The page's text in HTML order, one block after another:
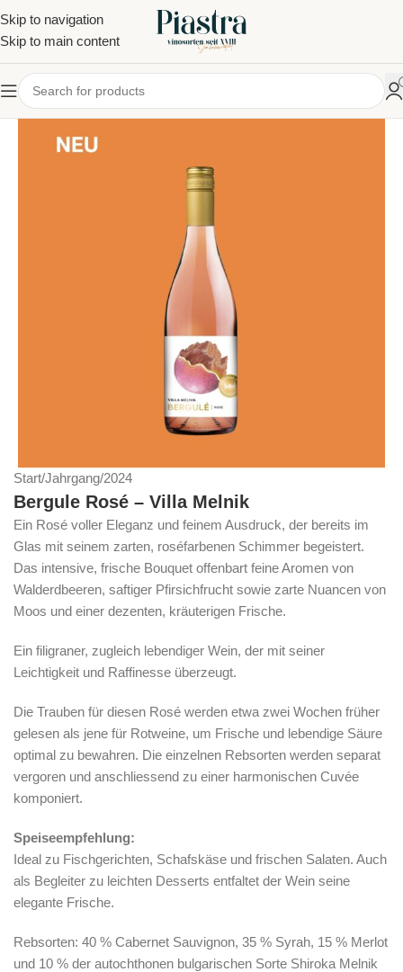
Skip to navigation
Skip to main content
Start/Jahrgang/2024
Bergule Rosé – Villa Melnik
Ein Rosé voller Eleganz und feinem Ausdruck, der bereits im
Glas mit seinem zarten, roséfarbenen Schimmer begeistert.
Das intensive, frische Bouquet offenbart feine Aromen von
Walderdbeeren, saftiger Pfirsichfrucht sowie zarte Nuancen von
Moos und einer dezenten, kräuterigen Frische.
Ein filigraner, zugleich lebendiger Wein, der mit seiner
Leichtigkeit und Raffinesse überzeugt.
Die Trauben für diesen Rosé werden etwa zwei Wochen früher
gelesen als jene für Rotweine, um Frische und lebendige Säure
optimal zu bewahren. Die einzelnen Rebsorten werden separat
vergoren und anschliessend zu einer harmonischen Cuvée
komponiert.
Speiseempfehlung:
Ideal zu Fischgerichten, Schafskäse und frischen Salaten. Auch
als Begleiter zu leichten Desserts entfaltet der Wein seine
elegante Frische.
Rebsorten: 40 % Cabernet Sauvignon, 35 % Syrah, 15 % Merlot
und 10 % der autochthonen bulgarischen Sorte Shiroka Melnik